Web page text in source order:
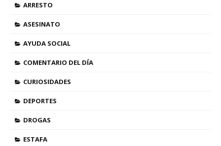
ARRESTO
ASESINATO
AYUDA SOCIAL
COMENTARIO DEL DÍA
CURIOSIDADES
DEPORTES
DROGAS
ESTAFA